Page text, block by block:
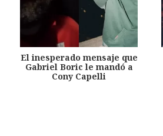
El inesperado mensaje que
Gabriel Boric le mandó a
Cony Capelli